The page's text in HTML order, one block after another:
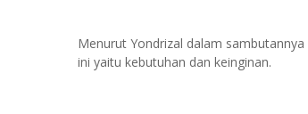
Menurut Yondrizal dalam
ini yaitu kebutuhan dan keinginan.